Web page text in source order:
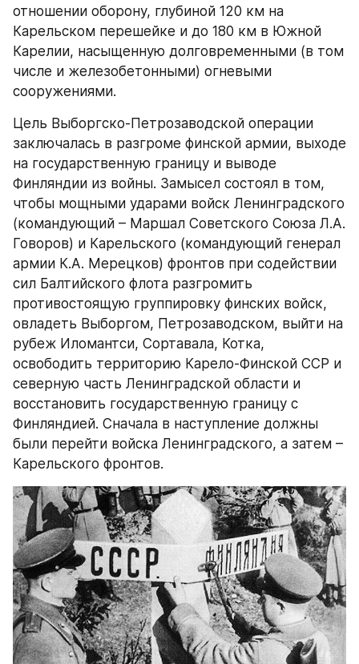
отношении оборону, глубиной 120 км на
Карельском перешейке и до 180 км в Южной
Карелии, насыщенную долговременными (в том
числе и железобетонными) огневыми
сооружениями.
Цель Выборгско-Петрозаводской операции
заключалась в разгроме финской армии, выходе
на государственную границу и выводе
Финляндии из войны. Замысел состоял в том,
чтобы мощными ударами войск Ленинградского
(командующий – Маршал Советского Союза Л.А.
Говоров) и Карельского (командующий генерал
армии К.А. Мерецков) фронтов при содействии
сил Балтийского флота разгромить
противостоящую группировку финских войск,
овладеть Выборгом, Петрозаводском, выйти на
рубеж Иломантси, Сортавала, Котка,
освободить территорию Карело-Финской ССР и
северную часть Ленинградской области и
восстановить государственную границу с
Финляндией. Сначала в наступление должны
были перейти войска Ленинградского, а затем –
Карельского фронтов.